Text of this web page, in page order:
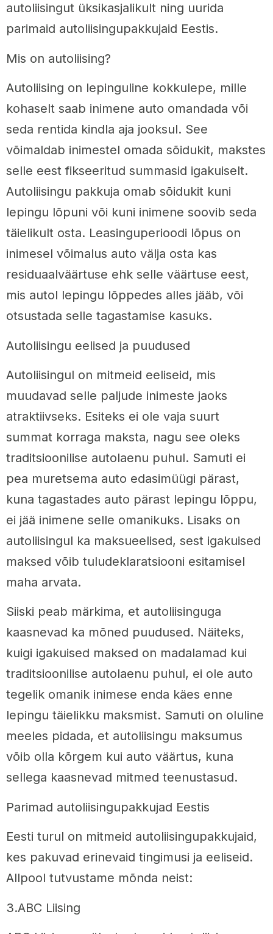
autoliisingut üksikasjalikult ning uurida
parimaid autoliisingupakkujaid Eestis.
Mis on autoliising?
Autoliising on lepinguline kokkulepe, mille
kohaselt saab inimene auto omandada või
seda rentida kindla aja jooksul. See
võimaldab inimestel omada sõidukit, makstes
selle eest fikseeritud summasid igakuiselt.
Autoliisingu pakkuja omab sõidukit kuni
lepingu lõpuni või kuni inimene soovib seda
täielikult osta. Leasinguperioodi lõpus on
inimesel võimalus auto välja osta kas
residuaalväärtuse ehk selle väärtuse eest,
mis autol lepingu lõppedes alles jääb, või
otsustada selle tagastamise kasuks.
Autoliisingu eelised ja puudused
Autoliisingul on mitmeid eeliseid, mis
muudavad selle paljude inimeste jaoks
atraktiivseks. Esiteks ei ole vaja suurt
summat korraga maksta, nagu see oleks
traditsioonilise autolaenu puhul. Samuti ei
pea muretsema auto edasimüügi pärast,
kuna tagastades auto pärast lepingu lõppu,
ei jää inimene selle omanikuks. Lisaks on
autoliisingul ka maksueelised, sest igakuised
maksed võib tuludeklaratsiooni esitamisel
maha arvata.
Siiski peab märkima, et autoliisinguga
kaasnevad ka mõned puudused. Näiteks,
kuigi igakuised maksed on madalamad kui
traditsioonilise autolaenu puhul, ei ole auto
tegelik omanik inimese enda käes enne
lepingu täielikku maksmist. Samuti on oluline
meeles pidada, et autoliisingu maksumus
võib olla kõrgem kui auto väärtus, kuna
sellega kaasnevad mitmed teenustasud.
Parimad autoliisingupakkujad Eestis
Eesti turul on mitmeid autoliisingupakkujaid,
kes pakuvad erinevaid tingimusi ja eeliseid.
Allpool tutvustame mõnda neist:
3.ABC Liising